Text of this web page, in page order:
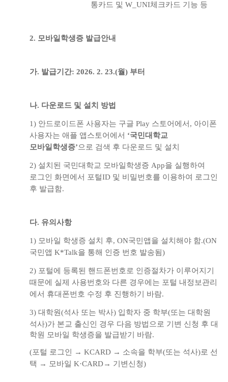
통카드 및 W_UNI체크카드 기능 등
2. 모바일학생증 발급안내
가. 발급기간: 2026. 2. 23.(월) 부터
나. 다운로드 및 설치 방법
1) 안드로이드폰 사용자는 구글 Play 스토어에서 , 아이폰
사용자는 애플 앱스토어에서 ‘국민대학교
모바일학생증’으로 검색 후 다운로드 및 설치
2) 설치된 국민대학교 모바일학생증 App을 실행하여
로그인 화면에서 포털ID 및 비밀번호를 이용하여 로그인
후 발급함.
다. 유의사항
1) 모바일 학생증 설치 후, ON국민앱을 설치해야 함.(ON
국민앱 K*Talk을 통해 인증 번호 발송됨)
2) 포털에 등록된 핸드폰번호로 인증절차가 이루어지기
때문에 실제 사용번호와 다른 경우에는 포털 내정보관리
에서 휴대폰번호 수정 후 진행하기 바람.
3) 대학원(석사 또는 박사) 입학자 중 학부(또는 대학원
석사)가 본교 출신인 경우 다음 방법으로 기변 신청 후 대
학원 모바일 학생증을 발급받기 바람.
(포털 로그인 → KCARD → 소속을 학부(또는 석사)로 선
택 → 모바일 K·CARD→ 기변신청)